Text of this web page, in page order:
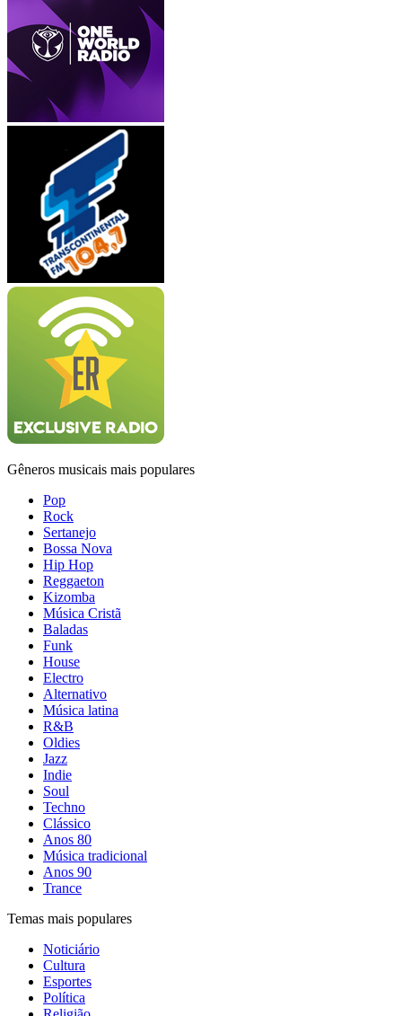
Gêneros musicais mais populares
Pop
Rock
Sertanejo
Bossa Nova
Hip Hop
Reggaeton
Kizomba
Música Cristã
Baladas
Funk
House
Electro
Alternativo
Música latina
R&B
Oldies
Jazz
Indie
Soul
Techno
Clássico
Anos 80
Música tradicional
Anos 90
Trance
Temas mais populares
Noticiário
Cultura
Esportes
Política